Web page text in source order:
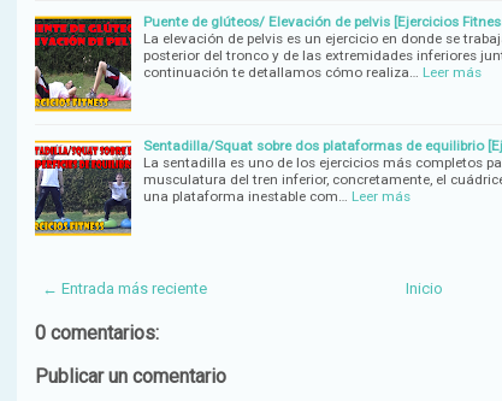
Puente de glúteos/ Elevación de pelvis [Ejercicios
La elevación de pelvis es un ejercicio en donde se
posterior del tronco y de las extremidades inferiores
continuación te detallamos cómo realiza… Leer más
Sentadilla/Squat sobre dos plataformas de equilibrio
La sentadilla es uno de los ejercicios más completos
musculatura del tren inferior, concretamente, el
una plataforma inestable com… Leer más
← Entrada más reciente Inicio
0 comentarios:
Publicar un comentario